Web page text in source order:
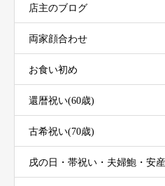
店主のブログ
両家顔合わせ
お食い初め
還暦祝い(60歳)
古希祝い(70歳)
戌の日・帯祝い・夫婦鮑・安